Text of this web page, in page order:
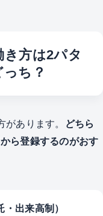
方は2パタ
ち？
あります。
どちら
ら登録するのがおす
出来高制）